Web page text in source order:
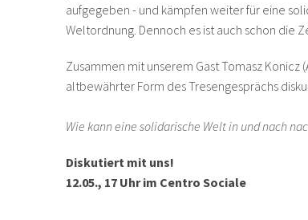
aufgegeben - und kämpfen weiter für eine
Weltordnung. Dennoch es ist auch schon die
Zusammen mit unserem Gast Tomasz Konicz
altbewährter Form des Tresengesprächs
Wie kann eine solidarische Welt in und nach
Diskutiert mit uns!
12.05., 17 Uhr im Centro Sociale